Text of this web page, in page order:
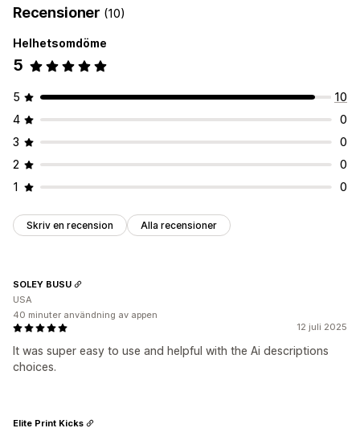
Recensioner (10)
Helhetsomdöme
5
5
10
4
0
3
0
2
0
1
0
Skriv en recension Alla recensioner
12 juli 2025
It was super easy to use and helpful with the Ai descriptions
choices.
SOLEY BUSU
USA
40 minuter användning av appen
Elite Print Kicks